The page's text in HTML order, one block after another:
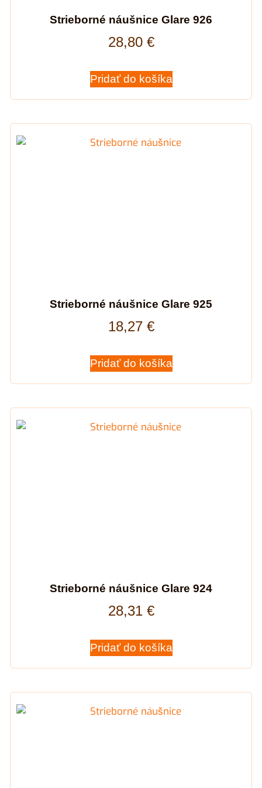
Strieborné náušnice Glare 926
28,80 €
Pridať do košíka
Strieborné náušnice Glare 925
18,27 €
Pridať do košíka
Strieborné náušnice Glare 924
28,31 €
Pridať do košíka